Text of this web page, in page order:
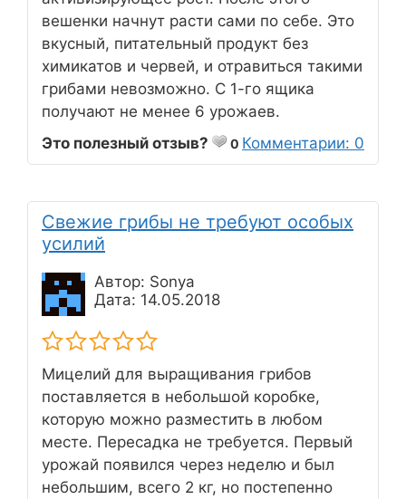
вешенки начнут расти сами по себе. Это
вкусный, питательный продукт без
химикатов и червей, и отравиться такими
грибами невозможно. С 1-го ящика
получают не менее 6 урожаев.
Это полезный отзыв?
0 Комментарии: 0
Свежие грибы не требуют особых
усилий
Автор: Sonya
Дата: 14.05.2018
Мицелий для выращивания грибов
поставляется в небольшой коробке,
которую можно разместить в любом
месте. Пересадка не требуется. Первый
урожай появился через неделю и был
небольшим, всего 2 кг, но постепенно